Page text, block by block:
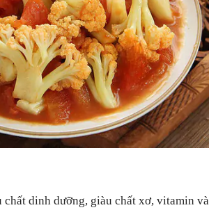
chất dinh dưỡng, giàu chất xơ, vitamin và